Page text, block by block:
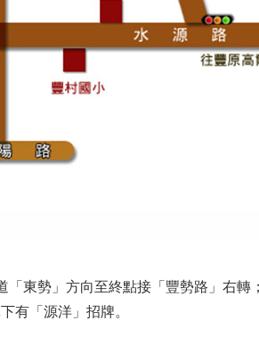
東勢」方向至終點接「豐勢路」右轉
有「源洋」招牌。